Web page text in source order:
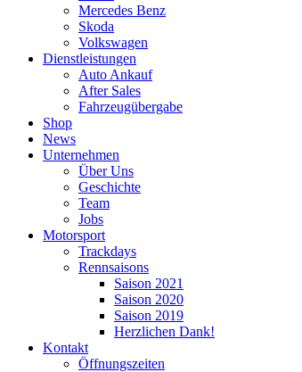
Mercedes Benz
Skoda
Volkswagen
Dienstleistungen
Auto Ankauf
After Sales
Fahrzeugübergabe
Shop
News
Unternehmen
Über Uns
Geschichte
Team
Jobs
Motorsport
Trackdays
Rennsaisons
Saison 2021
Saison 2020
Saison 2019
Herzlichen Dank!
Kontakt
Öffnungszeiten